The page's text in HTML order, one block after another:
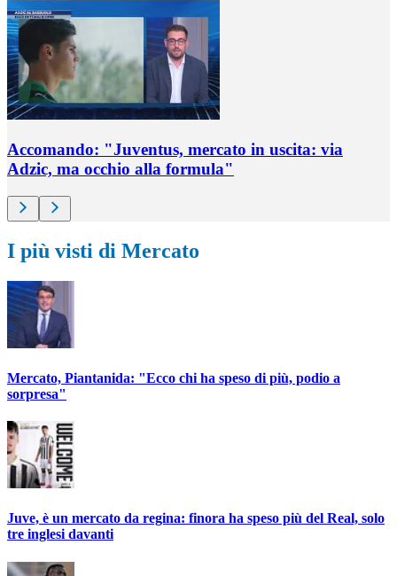
Accomando: "Juventus, mercato in uscita: via
Adzic, ma occhio alla formula"
I più visti di Mercato
Mercato, Piantanida: "Ecco chi ha speso di più, podio a
sorpresa"
Juve, è un mercato da regina: finora ha speso più del Real, solo
tre inglesi davanti